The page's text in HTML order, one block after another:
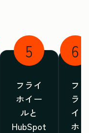
5
フライ
ホイー
ルと
HubSpot
6
フ
ラ
イ
ホ